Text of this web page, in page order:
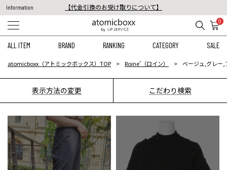
Information
【代金引換のお受け取りについて】
税込11,000円以上のご注文で送料無料！
0
ALL ITEM BRAND RANKING CATEGORY SALE
atomicboxx（アトミックボックス）TOP Roine'（ロイン） ベージュ,グレー
表示方法の変更 こだわり検索